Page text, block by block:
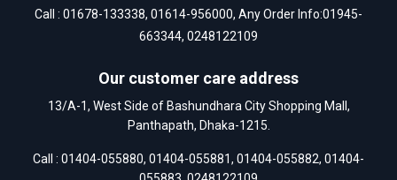
Call : 01678-133338, 01614-956000, Any Order Info:01945-
663344, 0248122109
Our customer care address
13/A-1, West Side of Bashundhara City Shopping Mall,
Panthapath, Dhaka-1215.
Call : 01404-055880, 01404-055881, 01404-055882, 01404-